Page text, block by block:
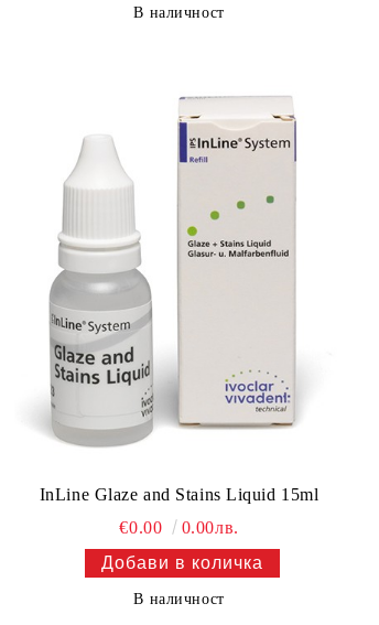
В наличност
InLine Glaze and Stains Liquid 15ml
€0.00
0.00лв.
В наличност